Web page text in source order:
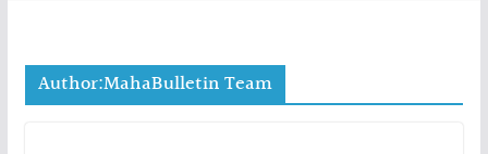
Author:MahaBulletin Team